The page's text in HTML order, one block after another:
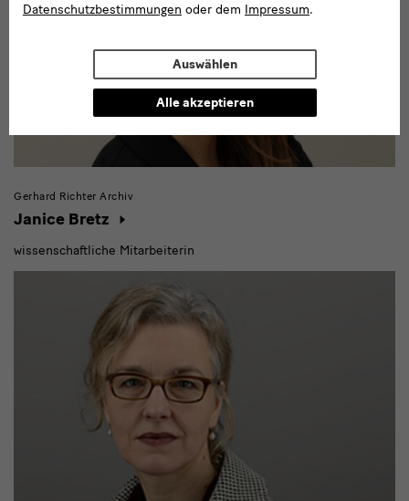
Gerhard Richter Archiv
Janice Bretz
wissenschaftliche Mitarbeiterin
Datenschutzbestimmungen oder dem Impressum.
Auswählen
Alle akzeptieren